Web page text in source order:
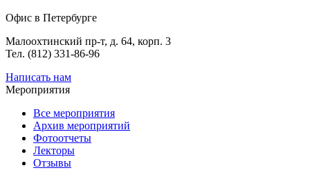
Офис в Петербурге
Малоохтинский пр-т, д. 64, корп. 3
Тел. (812) 331-86-96
Написать нам
Мероприятия
Все мероприятия
Архив мероприятий
Фотоотчеты
Лекторы
Отзывы